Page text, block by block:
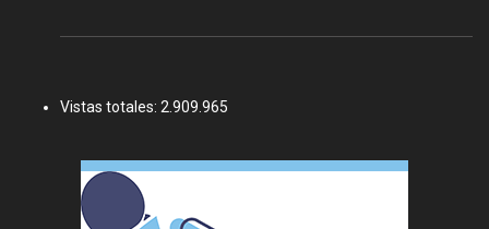
Vistas totales: 2.909.965